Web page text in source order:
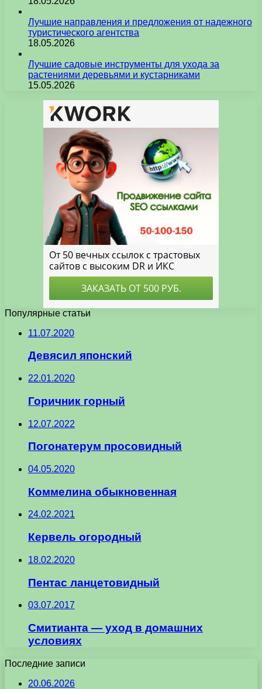
Лучшие направления и предложения от надежного
туристического агентства
18.05.2026
Лучшие садовые инструменты для ухода за
растениями деревьями и кустарниками
15.05.2026
Популярные статьи
11.07.2020
Девясил японский
22.01.2020
Горичник горный
12.07.2022
Погонатерум просовидный
04.05.2020
Коммелина обыкновенная
24.02.2021
Кервель огородный
18.02.2020
Пентас ланцетовидный
03.07.2017
Смитианта — уход в домашних
условиях
Последние записи
20.06.2026